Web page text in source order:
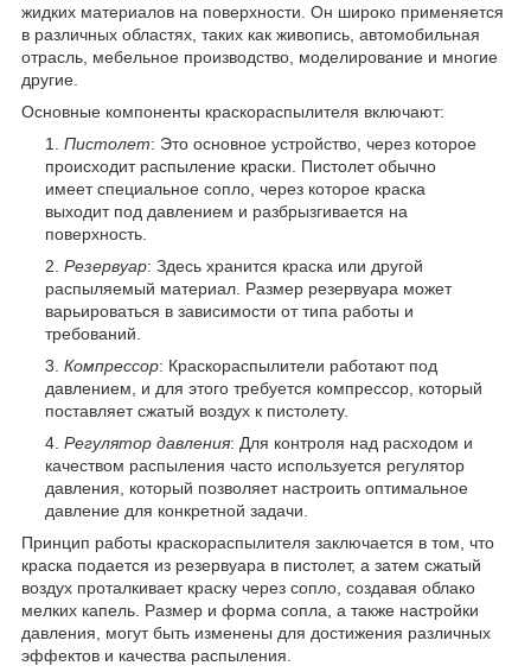
жидких материалов на поверхности. Он широко применяется
в различных областях, таких как живопись, автомобильная
отрасль, мебельное производство, моделирование и многие
другие.
Основные компоненты краскораспылителя включают:
Пистолет: Это основное устройство, через которое
происходит распыление краски. Пистолет обычно
имеет специальное сопло, через которое краска
выходит под давлением и разбрызгивается на
поверхность.
Резервуар: Здесь хранится краска или другой
распыляемый материал. Размер резервуара может
варьироваться в зависимости от типа работы и
требований.
Компрессор: Краскораспылители работают под
давлением, и для этого требуется компрессор, который
поставляет сжатый воздух к пистолету.
Регулятор давления: Для контроля над расходом и
качеством распыления часто используется регулятор
давления, который позволяет настроить оптимальное
давление для конкретной задачи.
Принцип работы краскораспылителя заключается в том, что
краска подается из резервуара в пистолет, а затем сжатый
воздух проталкивает краску через сопло, создавая облако
мелких капель. Размер и форма сопла, а также настройки
давления, могут быть изменены для достижения различных
эффектов и качества распыления.